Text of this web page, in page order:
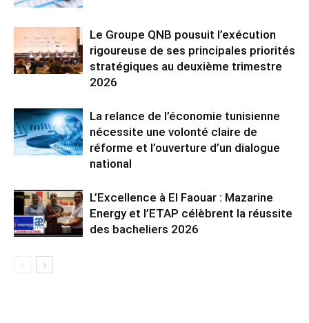
Le Groupe QNB pousuit l’exécution
rigoureuse de ses principales priorités
stratégiques au deuxième trimestre
2026
La relance de l’économie tunisienne
nécessite une volonté claire de
réforme et l’ouverture d’un dialogue
national
L’Excellence à El Faouar : Mazarine
Energy et l’ETAP célèbrent la réussite
des bacheliers 2026